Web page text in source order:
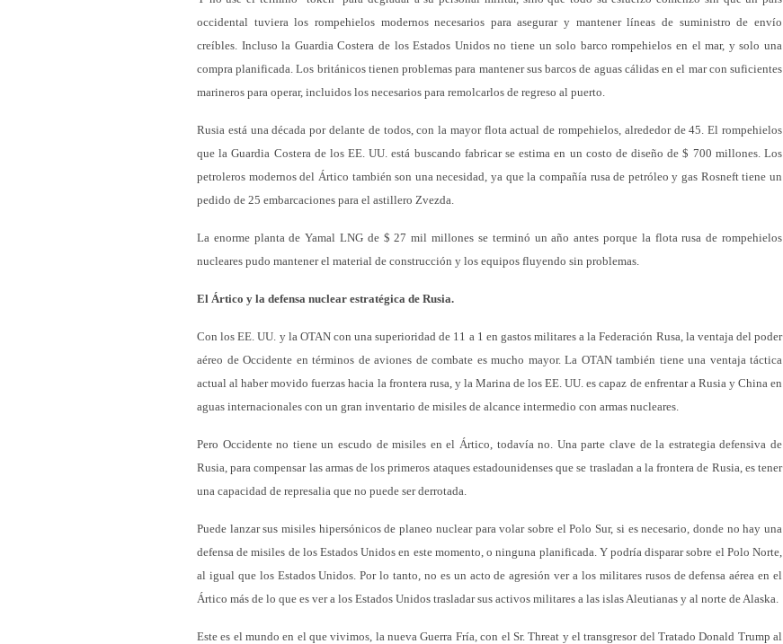
occidental tuviera los rompehielos modernos necesarios para asegurar y mantener líneas de suministro de envío
creíbles. Incluso la Guardia Costera de los Estados Unidos no tiene un solo barco rompehielos en el mar, y solo una
compra planificada. Los británicos tienen problemas para mantener sus barcos de aguas cálidas en el mar con suficientes
marineros para operar, incluidos los necesarios para remolcarlos de regreso al puerto.
Rusia está una década por delante de todos, con la mayor flota actual de rompehielos, alrededor de 45. El rompehielos
que la Guardia Costera de los EE. UU. está buscando fabricar se estima en un costo de diseño de $ 700 millones. Los
petroleros modernos del Ártico también son una necesidad, ya que la compañía rusa de petróleo y gas Rosneft tiene un
pedido de 25 embarcaciones para el astillero Zvezda.
La enorme planta de Yamal LNG de $ 27 mil millones se terminó un año antes porque la flota rusa de rompehielos
nucleares pudo mantener el material de construcción y los equipos fluyendo sin problemas.
El Ártico y la defensa nuclear estratégica de Rusia.
Con los EE. UU. y la OTAN con una superioridad de 11 a 1 en gastos militares a la Federación Rusa, la ventaja del poder
aéreo de Occidente en términos de aviones de combate es mucho mayor. La OTAN también tiene una ventaja táctica
actual al haber movido fuerzas hacia la frontera rusa, y la Marina de los EE. UU. es capaz de enfrentar a Rusia y China en
aguas internacionales con un gran inventario de misiles de alcance intermedio con armas nucleares.
Pero Occidente no tiene un escudo de misiles en el Ártico, todavía no. Una parte clave de la estrategia defensiva de
Rusia, para compensar las armas de los primeros ataques estadounidenses que se trasladan a la frontera de Rusia, es tener
una capacidad de represalia que no puede ser derrotada.
Puede lanzar sus misiles hipersónicos de planeo nuclear para volar sobre el Polo Sur, si es necesario, donde no hay una
defensa de misiles de los Estados Unidos en este momento, o ninguna planificada. Y podría disparar sobre el Polo Norte,
al igual que los Estados Unidos. Por lo tanto, no es un acto de agresión ver a los militares rusos de defensa aérea en el
Ártico más de lo que es ver a los Estados Unidos trasladar sus activos militares a las islas Aleutianas y al norte de Alaska.
Este es el mundo en el que vivimos, la nueva Guerra Fría, con el Sr. Threat y el transgresor del Tratado Donald Trump al